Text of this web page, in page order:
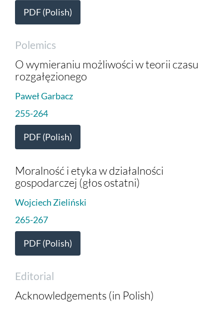
PDF (Polish)
Polemics
O wymieraniu możliwości w teorii czasu
rozgałęzionego
Paweł Garbacz
255-264
PDF (Polish)
Moralność i etyka w działalności
gospodarczej (głos ostatni)
Wojciech Zieliński
265-267
PDF (Polish)
Editorial
Acknowledgements (in Polish)